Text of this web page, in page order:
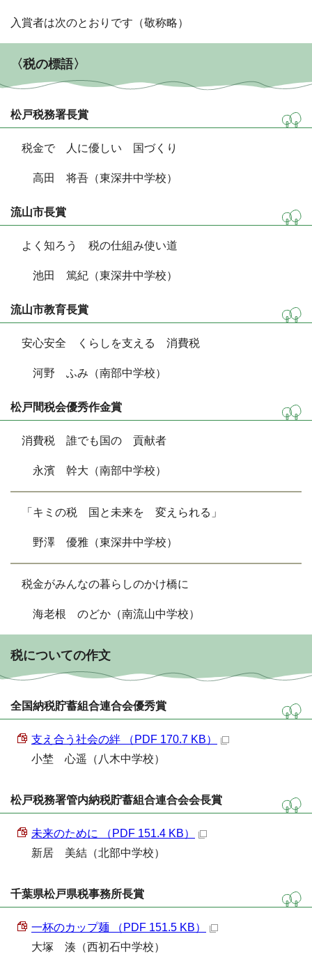
入賞者は次のとおりです（敬称略）
〈税の標語〉
松戸税務署長賞
税金で 人に優しい 国づくり
高田 将吾（東深井中学校）
流山市長賞
よく知ろう 税の仕組み使い道
池田 篤紀（東深井中学校）
流山市教育長賞
安心安全 くらしを支える 消費税
河野 ふみ（南部中学校）
松戸間税会優秀作金賞
消費税 誰でも国の 貢献者
永濱 幹大（南部中学校）
「キミの税 国と未来を 変えられる」
野澤 優雅（東深井中学校）
税金がみんなの暮らしのかけ橋に
海老根 のどか（南流山中学校）
税についての作文
全国納税貯蓄組合連合会優秀賞
支え合う社会の絆 （PDF 170.7 KB）
小埜 心遥（八木中学校）
松戸税務署管内納税貯蓄組合連合会会長賞
未来のために （PDF 151.4 KB）
新居 美結（北部中学校）
千葉県松戸県税事務所長賞
一杯のカップ麺 （PDF 151.5 KB）
大塚 湊（西初石中学校）